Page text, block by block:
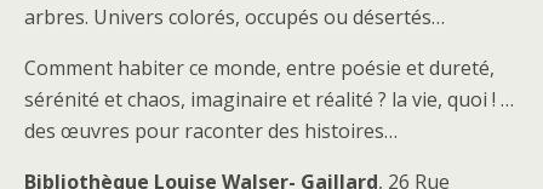
arbres. Univers colorés, occupés ou désertés…
Comment habiter ce monde, entre poésie et dureté,
sérénité et chaos, imaginaire et réalité ? la vie, quoi ! …
des œuvres pour raconter des histoires…
Bibliothèque Louise Walser- Gaillard, 26 Rue